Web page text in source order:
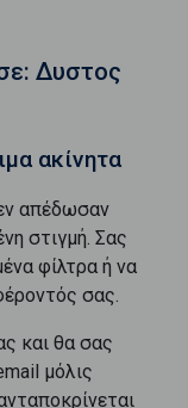
Δυστος
ακίνητα
απέδωσαν
στιγμή. Σας
φίλτρα ή να
σας.
και θα σας
μόλις